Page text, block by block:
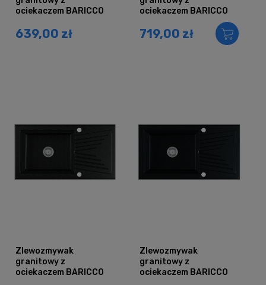
ociekaczem BARICCO
639,00 zł
ociekaczem BARICCO
719,00 zł
Zlewozmywak
granitowy z
ociekaczem BARICCO
Zlewozmywak
granitowy z
ociekaczem BARICCO